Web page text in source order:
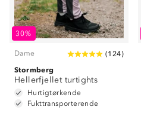
30%
Dame (124)
Stormberg
Hellerfjellet turtights
Hurtigtørkende
Fukttransporterende